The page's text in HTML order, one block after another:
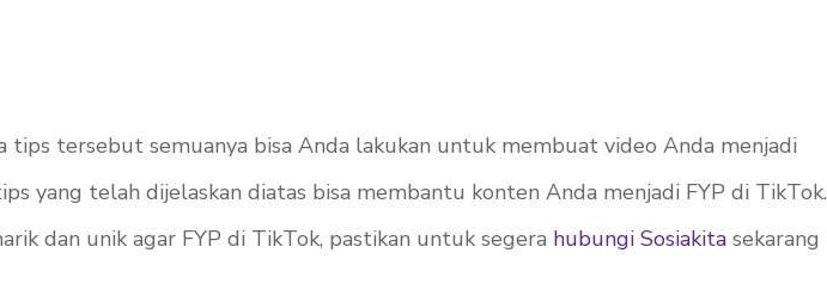
tersebut semuanya bisa Anda lakukan untuk membuat video Anda menjadi
yang telah dijelaskan diatas bisa membantu konten Anda menjadi FYP di TikTok.
dan unik agar FYP di TikTok, pastikan untuk segera hubungi Sosiakita sekarang